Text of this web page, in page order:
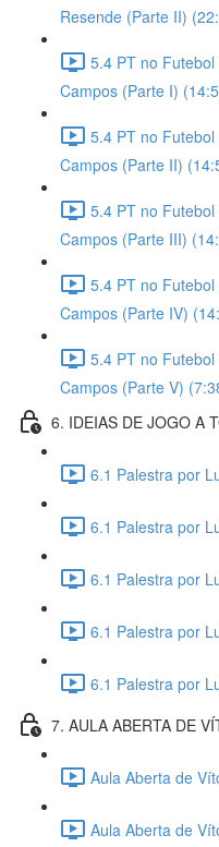
Resende (Parte II)
5.4 PT no
Campos (Parte I)
5.4 PT no
Campos (Parte II)
5.4 PT no
Campos (Parte III)
5.4 PT no
Campos (Parte IV)
5.4 PT no
Campos (Parte V)
6. IDEIAS DE JOGO A
6.1 Palestra por
6.1 Palestra por
6.1 Palestra por
6.1 Palestra por
6.1 Palestra por
7. AULA ABERTA DE
Aula Aberta de
Aula Aberta de